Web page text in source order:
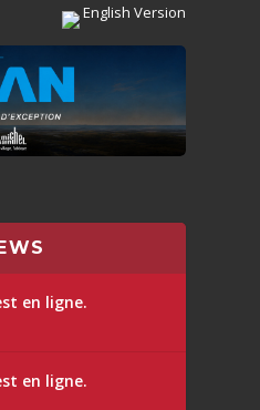
English Version
en ligne.
en ligne.